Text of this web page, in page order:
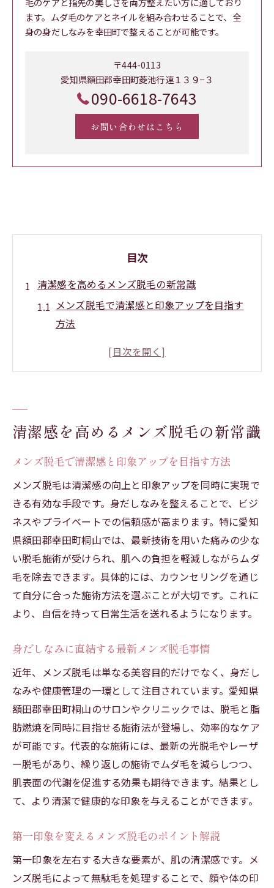
ます。ムダ毛のケアとネイルを組み合わせることで、全
身の身だしなみを幸田町で整えることが可能です。
〒444-0113
愛知県額田郡幸田町菱池行連１３９−３
090-6618-7643
お問い合わせはこちら
目次
清潔感を高めるメンズ脱毛の新常識
メンズ脱毛で清潔感と印象アップを目指す
方法
身だしなみに直結する最新メンズ脱毛事情
自信につながるメンズ脱毛の効果的な始め
方
メンズ脱毛選びで後悔しないための注意点
燃焼効果も狙えるメンズ脱毛の実力
メンズ脱毛と燃焼効果の相乗効果の秘密
効率的に脂肪燃焼するメンズ脱毛の魅力
メンズ脱毛施術で燃焼効果を実感する理由
脱毛と同時に叶う燃焼効果のメカニズム
燃焼効果を高めるメンズ脱毛の選び方
美容と健康を意識したメンズ脱毛活用法
信頼できるサロンで受けるメンズ脱毛の特
徴
地域で注目のメンズ脱毛最新技術とは
痛みを抑えた脱毛法が選ばれる理由
肌に優しいメンズ脱毛の選び方ガイド
安心して任せられる脱毛施設の見極め方
現地で話題のメンズ脱毛の効果と体験談
効率よく脂肪燃焼したい男性におすすめ
脂肪燃焼をサポートするメンズ脱毛のコツ
効率重視の男性に人気な脱毛施術とは
メンズ脱毛で時短しながら燃焼効果を得る
清潔感を高めるメンズ脱毛の新常識
メンズ脱毛で清潔感と印象アップを目指す方法
メンズ脱毛は清潔感の向上と印象アップを同時に実現で
きる有効な手段です。身だしなみを整えることで、ビジ
ネスやプライベートでの信頼感が高まります。特に愛知
県額田郡幸田町桐山では、最新技術を用いた痛みの少な
い脱毛施術が受けられ、肌への負担を軽減しながらムダ
毛を除去できます。具体的には、カウンセリングを通じ
て自分に合った施術方法を選ぶことが大切です。これに
より、自信を持って日常生活を送れるようになります。
身だしなみに直結する最新メンズ脱毛事情
近年、メンズ脱毛は単なる美容目的だけでなく、身だし
なみや健康管理の一環として注目されています。愛知県
額田郡幸田町桐山のサロンやクリニックでは、脱毛と脂
肪燃焼を同時に目指せる施術法が登場し、効率的なケア
が可能です。代表的な施術には、最新の光脱毛やレーザ
ー脱毛があり、繰り返しの施術でムダ毛を減らしつつ、
肌表面の代謝を促進する効果も期待できます。結果とし
て、より清潔で健康的な印象を与えることができます。
第一印象を変えるメンズ脱毛のポイント解説
第一印象を左右する大きな要素が、肌の清潔感です。メ
ンズ脱毛によって無駄毛を処理することで、顔や体の印